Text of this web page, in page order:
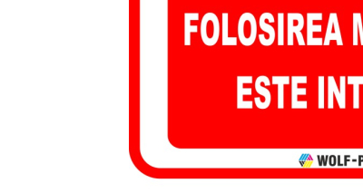
Invitatii Premium pentru Nunta